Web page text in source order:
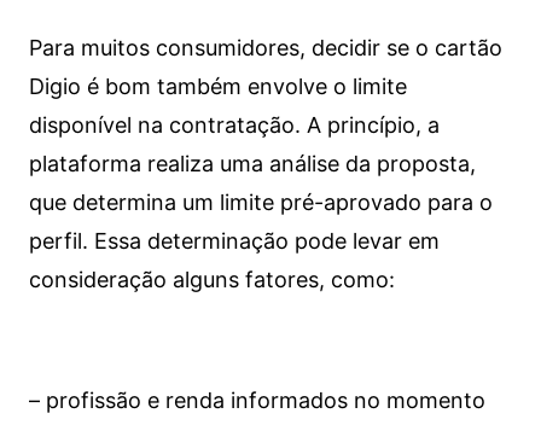
Para muitos consumidores, decidir se o cartão
Digio é bom também envolve o limite
disponível na contratação. A princípio, a
plataforma realiza uma análise da proposta,
que determina um limite pré-aprovado para o
perfil. Essa determinação pode levar em
consideração alguns fatores, como:
– profissão e renda informados no momento